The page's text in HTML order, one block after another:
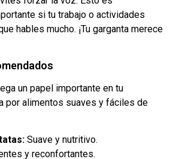
si tu trabajo o actividades
hables mucho. ¡Tu garganta merece
un papel importante en tu
por alimentos suaves y fáciles de
Suave y nutritivo.
y reconfortantes.